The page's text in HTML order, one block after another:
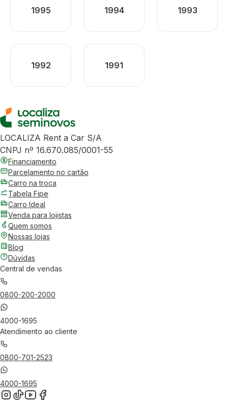
1995 1994 1993
1992 1991
LOCALIZA Rent a Car S/A
CNPJ nº 16.670.085/0001-55
Financiamento
Parcelamento no cartão
Carro na troca
Tabela Fipe
Carro Ideal
Venda para lojistas
Quem somos
Nossas lojas
Blog
Dúvidas
Central de vendas
0800-200-2000
4000-1695
Atendimento ao cliente
0800-701-2523
4000-1695